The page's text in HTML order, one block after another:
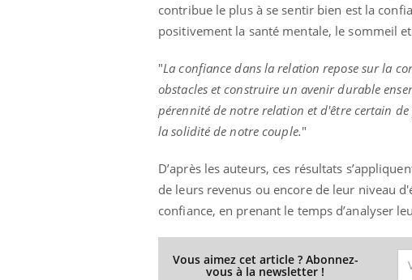
contribue le plus à se sentir bien est la
positivement la santé mentale, le sommeil
"La confiance dans la relation repose sur la
obstacles et construire un avenir durable
pérennité de notre relation et d'être certain de
la solidité de notre couple."
D’après les auteurs, ces résultats
de leurs revenus ou encore de leur niveau
confiance, en prenant le temps d’analyser
Vous aimez cet article ? Abonnez-
vous à la newsletter !
Diabète & Ramadan 2026 Youtube
Le Ramadan approche, et, pour de
nombreuses personnes atteintes de
diabète, c'est une période de questions, de
défis, mais ...
Youtube
Un «
faciliter
préventive
Un
mutualiste
santé :
numérique